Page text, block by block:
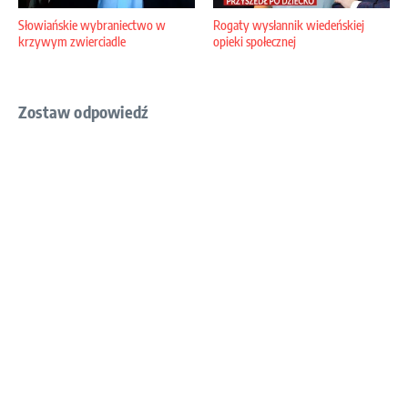
Słowiańskie wybraniectwo w
krzywym zwierciadle
Rogaty wysłannik wiedeńskiej
opieki społecznej
Zostaw odpowiedź